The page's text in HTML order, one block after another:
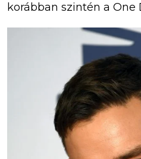
korábban szintén a